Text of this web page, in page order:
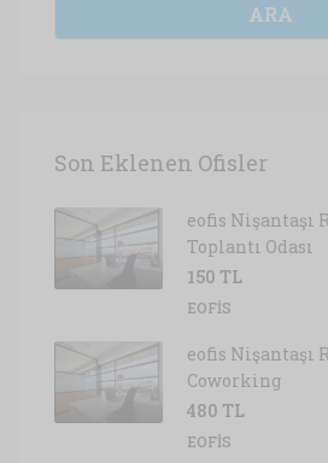
ARA
Son Eklenen Ofisler
eofis Nişantaşı
Toplantı Odası
150 TL
EOFIS
eofis Nişantaşı
Coworking
480 TL
EOFIS